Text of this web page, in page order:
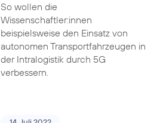
So wollen die
Wissenschaftler:innen
beispielsweise den Einsatz von
autonomen Transportfahrzeugen in
der Intralogistik durch 5G
verbessern.